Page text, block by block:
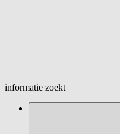
informatie zoekt